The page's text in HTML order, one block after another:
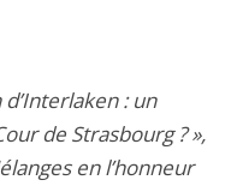
: un
de Strasbourg ? »,
en l’honneur